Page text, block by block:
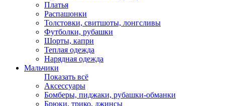
Платья
Распашонки
Толстовки, свитшоты, лонгсливы
Футболки, рубашки
Шорты, капри
Теплая одежда
Нарядная одежда
Мальчики
Показать всё
Аксессуары
Бомберы, пиджаки, рубашки-обманки
Брюки, трико, джинсы